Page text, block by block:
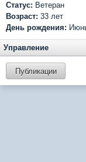
Статус: Ветеран
Возраст: 33 лет
День рождения:
Управление
Публикации